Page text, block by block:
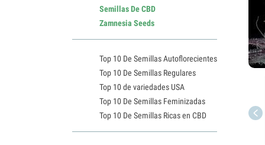
Semillas De CBD
Zamnesia Seeds
Top 10 De Semillas Autoflorecientes
Top 10 De Semillas Regulares
Top 10 de variedades USA
Top 10 De Semillas Feminizadas
Top 10 De Semillas Ricas en CBD